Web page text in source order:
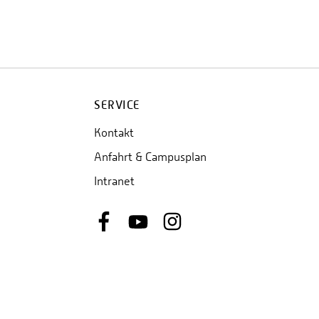
SERVICE
Kontakt
Anfahrt & Campusplan
Intranet